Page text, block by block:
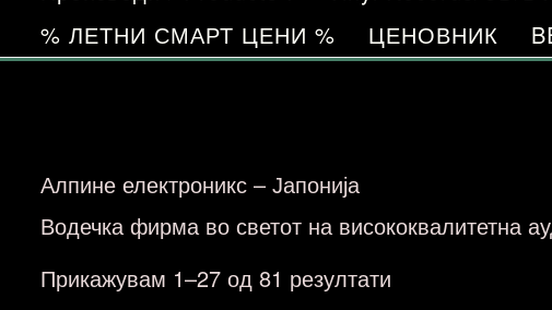
% ЛЕТНИ СМАРТ ЦЕНИ %
ЦЕНОВНИК
Алпине електроникс – Јапонија
Водечка фирма во светот на висококвалитетна
Прикажувам 1–27 од 81 резултати